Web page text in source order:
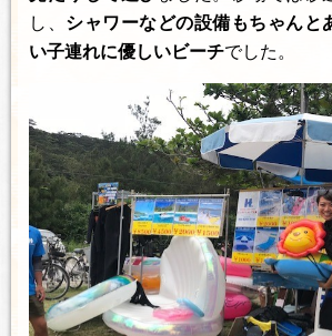
し、 シャワーなどの設備もちゃんと
い子連れに優しいビーチでした。